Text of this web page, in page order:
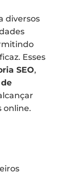
diversos
Esses
SEO,
online.